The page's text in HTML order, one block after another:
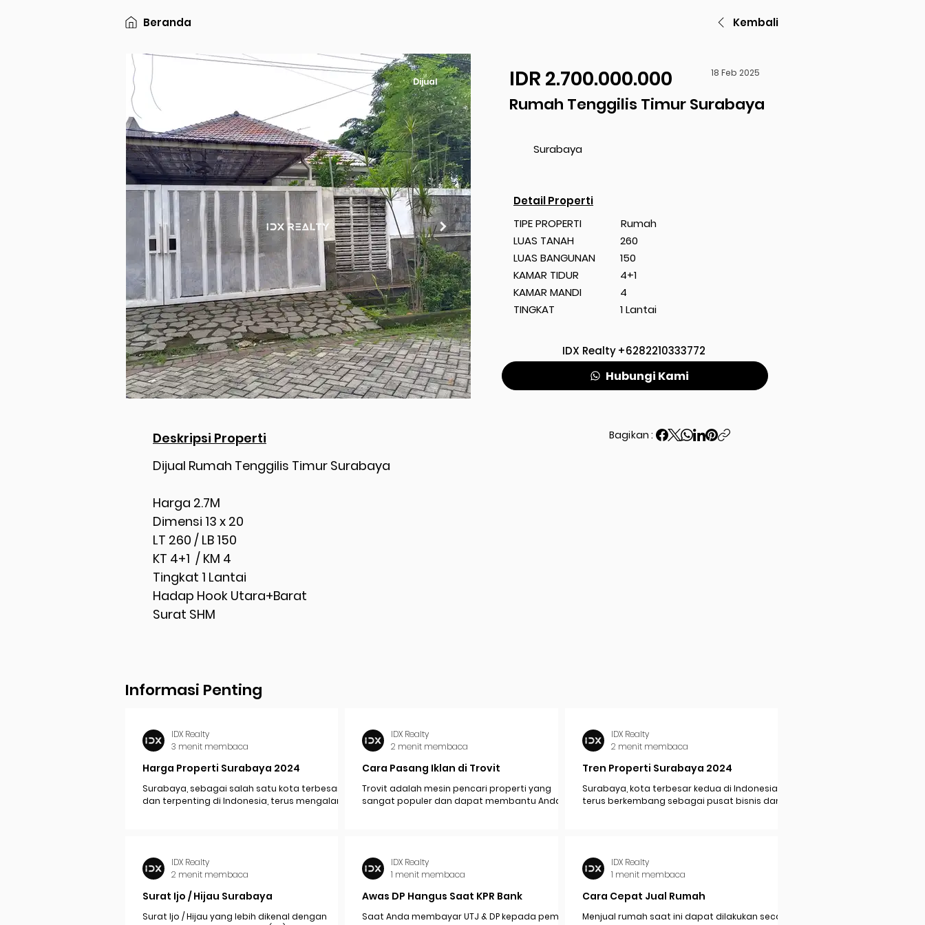
Beranda Kembali
Dijual IDR 2.700.000.000 18 Feb 2025
Rumah Tenggilis Timur Surabaya
Surabaya
Detail Properti
TIPE PROPERTI
LUAS TANAH
LUAS BANGUNAN
KAMAR TIDUR
KAMAR MANDI
TINGKAT
Rumah
260
150
4+1
4
1 Lantai
IDX Realty+6282210333772
Hubungi Kami
Deskripsi Properti Bagikan :
Dijual Rumah Tenggilis Timur Surabaya
Harga 2.7M
Dimensi 13 x 20
LT 260 / LB 150
KT 4+1 / KM 4
Tingkat 1 Lantai
Hadap Hook Utara+Barat
Surat SHM
Informasi Penting
Harga Properti Surabaya 2024
Surabaya, sebagai salah satu kota terbesar
dan terpenting di Indonesia, terus mengalami
IDX Realty
3 menit membaca
Cara Pasang Iklan di Trovit
Trovit adalah mesin pencari properti yang
sangat populer dan dapat membantu Anda
IDX Realty
2 menit membaca
Tren Properti Surabaya 2024
Surabaya, kota terbesar kedua di Indonesia,
terus berkembang sebagai pusat bisnis dan
IDX Realty
2 menit membaca
Surat Ijo / Hijau Surabaya
Surat Ijo / Hijau yang lebih dikenal dengan
IDX Realty
2 menit membaca
Awas DP Hangus Saat KPR Bank
Saat Anda membayar UTJ & DP kepada pemilik /
IDX Realty
1 menit membaca
Cara Cepat Jual Rumah
Menjual rumah saat ini dapat dilakukan secara
IDX Realty
1 menit membaca